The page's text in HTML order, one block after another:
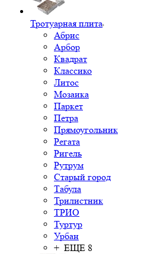
Тротуарная плита
Абрис
Арбор
Квадрат
Классико
Литос
Мозаика
Паркет
Петра
Прямоугольник
Регата
Ригель
Рутрум
Старый город
Табула
Трилистник
ТРИО
Туртур
Урбан
+ ЕЩЕ 8